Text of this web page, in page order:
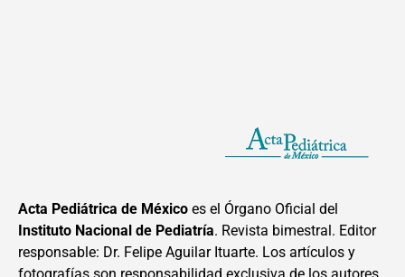
Acta Pediátrica de México es el Órgano Oficial del
Instituto Nacional de Pediatría. Revista bimestral. Editor
responsable: Dr. Felipe Aguilar Ituarte. Los artículos y
fotografías son responsabilidad exclusiva de los autores.